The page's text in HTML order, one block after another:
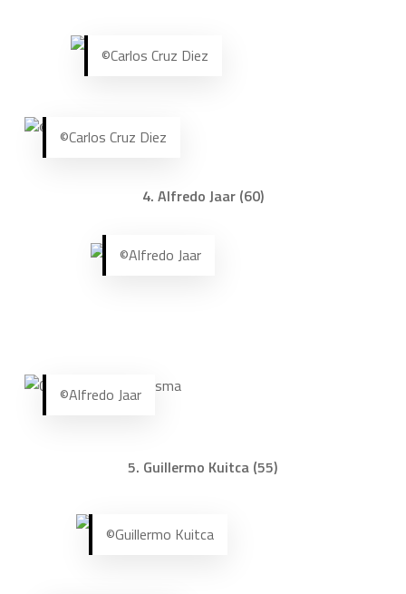
©Carlos Cruz Diez
©Carlos Cruz Diez
4. Alfredo Jaar (60)
©Alfredo Jaar
©Alfredo Jaar
5. Guillermo Kuitca (55)
©Guillermo Kuitca